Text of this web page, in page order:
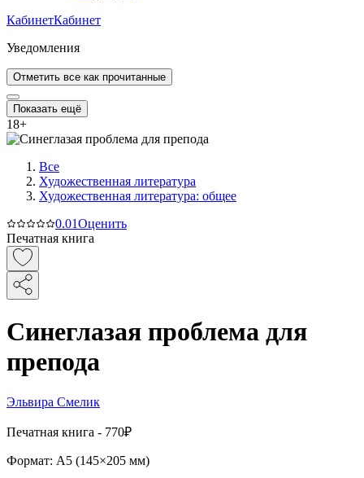
КабинетКабинет
Уведомления
Отметить все как прочитанные
Показать ещё
18+
Все
Художественная литература
Художественная литература: общее
0.01Оценить
Печатная книга
Синеглазая проблема для
препода
Эльвира Смелик
Печатная книга - 770₽
Формат: A5 (145×205 мм)